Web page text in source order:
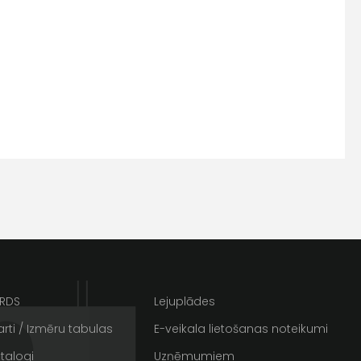
/ Izmēru tabulas
Lejuplādes
E-veikala lietošanas noteikumi
Uzņēmumiem
veikala